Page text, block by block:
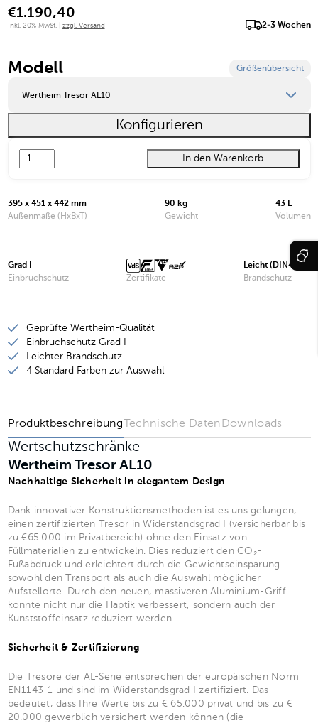
€1.190,40
Inkl. 20% MwSt. | zzgl. Versand 2-3 Wochen
Modell Größenübersicht
Wertheim Tresor AL10
Wertheim Tresor AL05
Wertheim Tresor AL15
Wertheim Tresor AL20
Wertheim Tresor AL35
Wertheim Tresor AL40
Konfigurieren
In den Warenkorb
395 x 451 x 442 mm
Außenmaße (HxBxT)
90 kg
Gewicht
43 L
Volumen
Grad I
Einbruchschutz
Zertifikate
Leicht (DIN4102)
Brandschutz
Geprüfte Wertheim-Qualität
Einbruchschutz Grad I
Leichter Brandschutz
4 Standard Farben zur Auswahl
ProduktbeschreibungTechnische Daten Downloads
Wertschutzschränke
Wertheim Tresor AL10
Nachhaltige Sicherheit in elegantem Design
Dank innovativer Konstruktionsmethoden ist es uns gelungen,
einen zertifizierten Tresor in Widerstandsgrad I (versicherbar bis
zu €65.000 im Privatbereich) ohne den Einsatz von
Füllmaterialien zu entwickeln. Dies reduziert den CO₂-
Fußabdruck und erleichtert durch die Gewichtseinsparung
sowohl den Transport als auch die Auswahl möglicher
Aufstellorte. Durch den neuen, massiveren Aluminium-Griff
konnte nicht nur die Haptik verbessert, sondern auch der
Kunststoffeinsatz reduziert werden.
Sicherheit & Zertifizierung
Die Tresore der AL-Serie entsprechen der europäischen Norm
EN1143-1 und sind im Widerstandsgrad I zertifiziert. Das
bedeutet, dass Ihre Werte bis zu € 65.000 privat und bis zu €
20.000 gewerblich versichert werden können (die